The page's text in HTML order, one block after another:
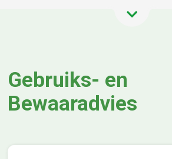
Gebruiks- en
Bewaaradvies